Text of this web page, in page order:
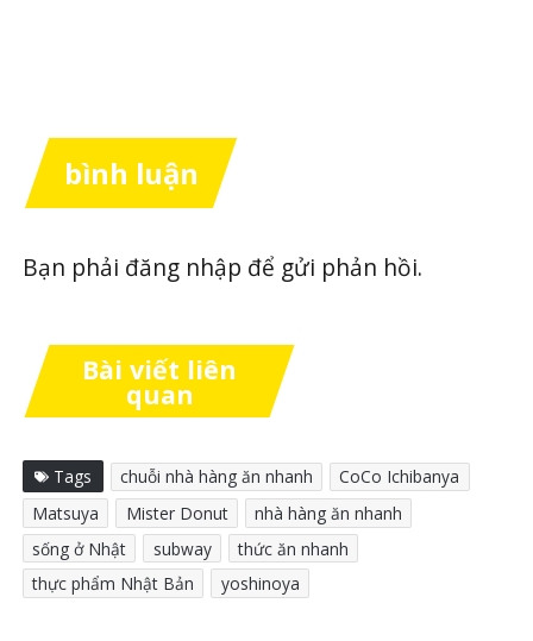
bình luận
Bạn phải đăng nhập để gửi phản hồi.
Bài viết liên
quan
Tags chuỗi nhà hàng ăn nhanh
CoCo Ichibanya
Matsuya
Mister Donut
nhà hàng ăn nhanh
sống ở Nhật
subway
thức ăn nhanh
thực phẩm Nhật Bản
yoshinoya